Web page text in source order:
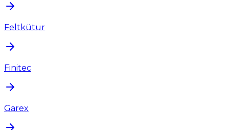
Feltkütur
Finitec
Garex